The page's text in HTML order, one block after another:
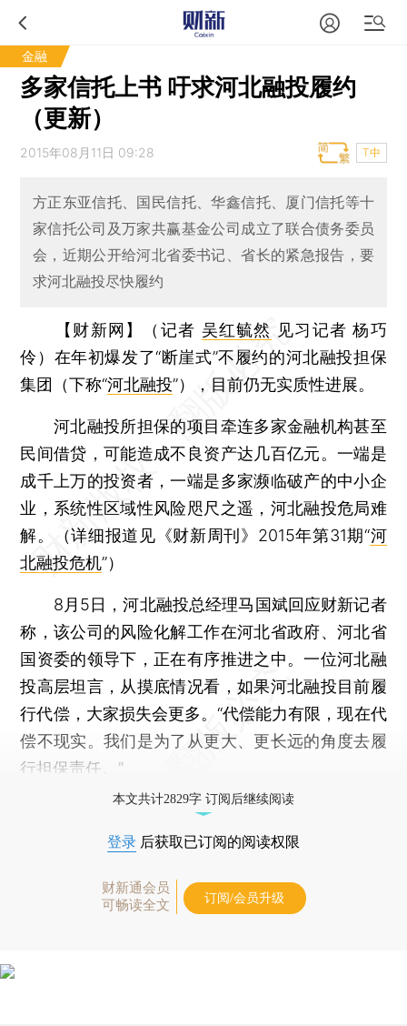
金融
多家信托上书 吁求河北融投履约
（更新）
2015年08月11日 09:28 T中
方正东亚信托、国民信托、华鑫信托、厦门信托等十
家信托公司及万家共赢基金公司成立了联合债务委员
会，近期公开给河北省委书记、省长的紧急报告，要
求河北融投尽快履约
【财新网】（记者 吴红毓然 见习记者 杨巧
伶） 在年初爆发了“断崖式”不履约的河北融投担保
集团（下称“河北融投”），目前仍无实质性进展。
河北融投所担保的项目牵连多家金融机构甚至
民间借贷，可能造成不良资产达几百亿元。一端是
成千上万的投资者，一端是多家濒临破产的中小企
业，系统性区域性风险咫尺之遥，河北融投危局难
解。（详细报道见《财新周刊》2015年第31期“河
北融投危机”）
8月5日，河北融投总经理马国斌回应财新记者
称，该公司的风险化解工作在河北省政府、河北省
国资委的领导下，正在有序推进之中。一位河北融
投高层坦言，从摸底情况看，如果河北融投目前履
行代偿，大家损失会更多。“代偿能力有限，现在代
偿不现实。我们是为了从更大、更长远的角度去履
行担保责任。”
本文共计2829字 订阅后继续阅读
登录 后获取已订阅的阅读权限
财新通会员
可畅读全文
订阅/会员升级